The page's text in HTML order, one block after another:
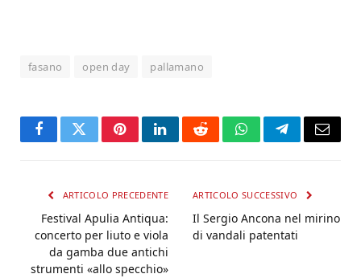
fasano open day pallamano
FacebookTwitterPinterestLinkedInRedditWhatsAppTelegramEmail
ARTICOLO PRECEDENTE
Festival Apulia Antiqua:
concerto per liuto e viola
da gamba due antichi
strumenti «allo specchio»
ARTICOLO SUCCESSIVO
Il Sergio Ancona nel mirino
di vandali patentati